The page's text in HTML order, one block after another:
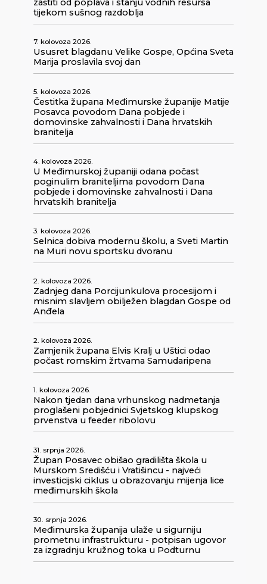
zaštiti od poplava i stanju vodnih resursa
tijekom sušnog razdoblja
7. kolovoza 2026.
Ususret blagdanu Velike Gospe, Općina Sveta
Marija proslavila svoj dan
5. kolovoza 2026.
Čestitka župana Međimurske županije Matije
Posavca povodom Dana pobjede i
domovinske zahvalnosti i Dana hrvatskih
branitelja
4. kolovoza 2026.
U Međimurskoj županiji odana počast
poginulim braniteljima povodom Dana
pobjede i domovinske zahvalnosti i Dana
hrvatskih branitelja
3. kolovoza 2026.
Selnica dobiva modernu školu, a Sveti Martin
na Muri novu sportsku dvoranu
2. kolovoza 2026.
Zadnjeg dana Porcijunkulova procesijom i
misnim slavljem obilježen blagdan Gospe od
Anđela
2. kolovoza 2026.
Zamjenik župana Elvis Kralj u Uštici odao
počast romskim žrtvama Samudaripena
1. kolovoza 2026.
Nakon tjedan dana vrhunskog nadmetanja
proglašeni pobjednici Svjetskog klupskog
prvenstva u feeder ribolovu
31. srpnja 2026.
Župan Posavec obišao gradilišta škola u
Murskom Središću i Vratišincu - najveći
investicijski ciklus u obrazovanju mijenja lice
međimurskih škola
30. srpnja 2026.
Međimurska županija ulaže u sigurniju
prometnu infrastrukturu - potpisan ugovor
za izgradnju kružnog toka u Podturnu